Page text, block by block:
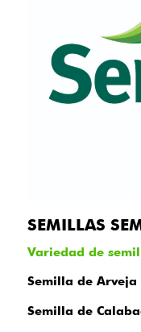
SEMILLAS
Variedad de
Semilla de Arveja
Semilla de